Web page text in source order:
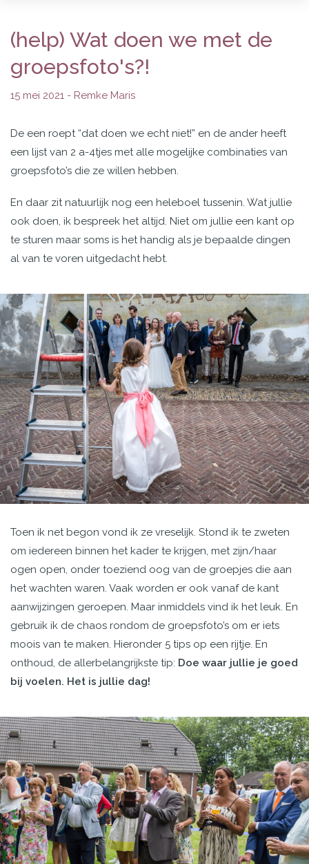
(help) Wat doen we met de
groepsfoto's?!
15 mei 2021 - Remke Maris
De een roept “dat doen we echt niet!” en de ander heeft
een lijst van 2 a-4tjes met alle mogelijke combinaties van
groepsfoto’s die ze willen hebben.
En daar zit natuurlijk nog een heleboel tussenin. Wat jullie
ook doen, ik bespreek het altijd. Niet om jullie een kant op
te sturen maar soms is het handig als je bepaalde dingen
al van te voren uitgedacht hebt.
Toen ik net begon vond ik ze vreselijk. Stond ik te zweten
om iedereen binnen het kader te krijgen, met zijn/haar
ogen open, onder toeziend oog van de groepjes die aan
het wachten waren. Vaak worden er ook vanaf de kant
aanwijzingen geroepen. Maar inmiddels vind ik het leuk. En
gebruik ik de chaos rondom de groepsfoto’s om er iets
moois van te maken. Hieronder 5 tips op een rijtje. En
onthoud, de allerbelangrijkste tip: Doe waar jullie je goed
bij voelen. Het is jullie dag!